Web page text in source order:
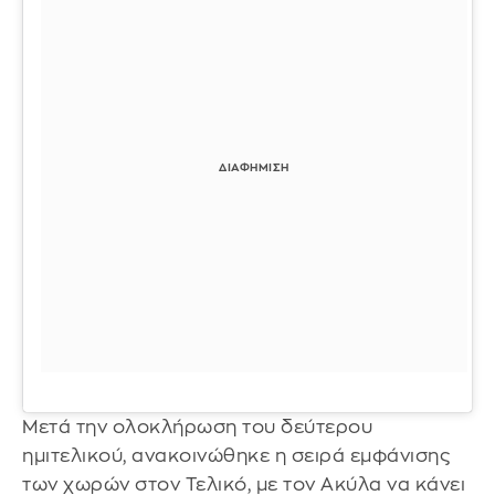
Μετά την ολοκλήρωση του δεύτερου
ημιτελικού, ανακοινώθηκε η σειρά εμφάνισης
των χωρών στον Τελικό, με τον Ακύλα να κάνει